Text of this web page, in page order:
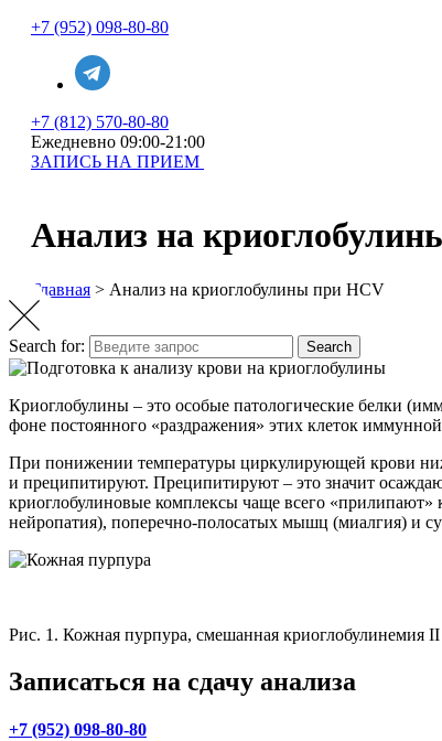
+7 (952) 098-80-80
+7 (812) 570-80-80
Ежедневно 09:00-21:00
ЗАПИСЬ НА ПРИЕМ
Анализ на
Главная > Анализ на криоглобулины при HCV
Search for: Search
Криоглобулины – это особые патологические белки
фоне постоянного «раздражения» этих клеток
При понижении температуры циркулирующей крови
и преципитируют. Преципитируют – это значит
криоглобулиновые комплексы чаще всего «прилипают»
нейропатия), поперечно-полосатых мышц (миалгия) и
Рис. 1. Кожная пурпура, смешанная криоглобулинемия
Записаться на сдачу анализа
+7 (952) 098-80-80